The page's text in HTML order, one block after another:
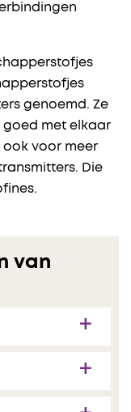
genoemd. Ze
goed met elkaar
ook voor meer
Die
van